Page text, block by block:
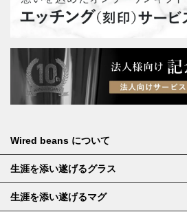
Wired beans について
生涯を添い遂げるグラス
生涯を添い遂げるマグ